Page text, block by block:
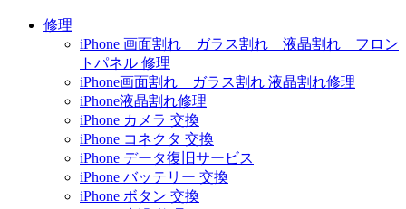
修理
iPhone 画面割れ ガラス割れ 液晶割れ フロン
トパネル 修理
iPhone画面割れ ガラス割れ 液晶割れ修理
iPhone液晶割れ修理
iPhone カメラ 交換
iPhone コネクタ 交換
iPhone データ復旧サービス
iPhone バッテリー 交換
iPhone ボタン 交換